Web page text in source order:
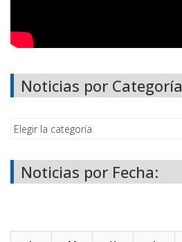
Noticias por Categoría
Noticias por Fecha: